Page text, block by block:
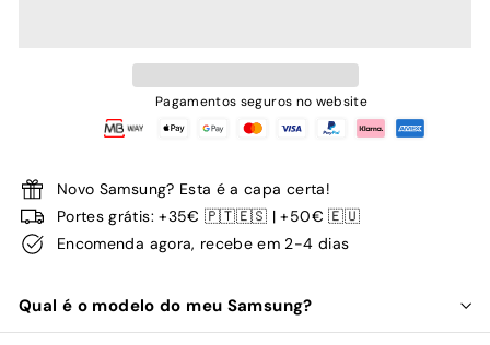
Pagamentos seguros no website
Novo Samsung? Esta é a capa certa!
Portes grátis: +35€ 🇵🇹🇪🇸 | +50€ 🇪🇺
Encomenda agora, recebe em 2-4 dias
Qual é o modelo do meu Samsung?